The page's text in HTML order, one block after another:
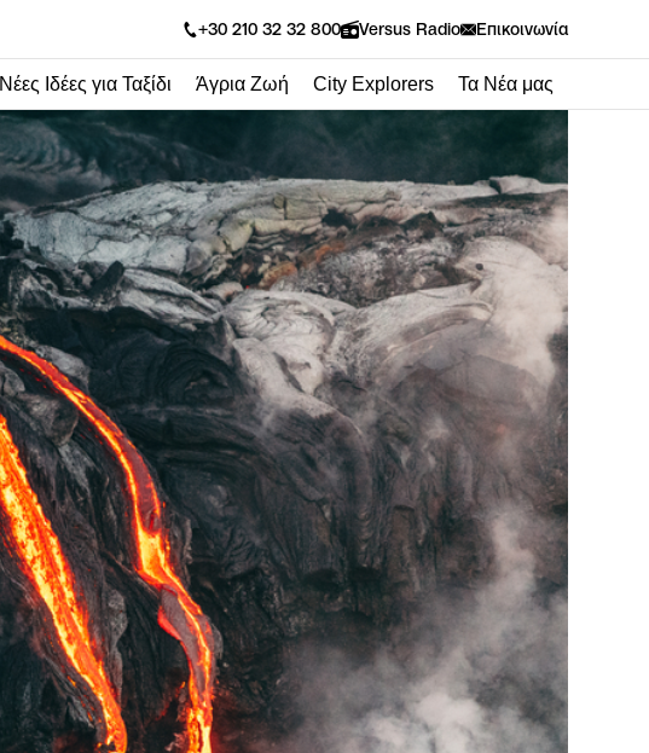
+30 210 32 32 800 Versus Radio Επικοινωνία
Νέες Ιδέες για Ταξίδι Άγρια Ζωή City Explorers Τα Νέα μας